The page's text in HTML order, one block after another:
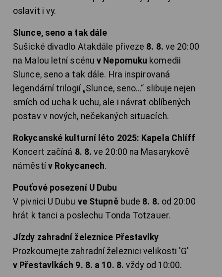
oslavit i vy.
Slunce, seno a tak dále
Sušické divadlo Atakdále přiveze 8. 8. ve 20:00
na Malou letní scénuv Nepomuku komedii
Slunce, seno a tak dále. Hra inspirovaná
legendární trilogií „Slunce, seno…“ slibuje nejen
smích od ucha k uchu, ale i návrat oblíbených
postav v nových, nečekaných situacích.
Rokycanské kulturní léto 2025: Kapela Chlíff
Koncert začíná 8. 8. ve 20:00 na Masarykově
náměstí v Rokycanech.
Pouťové posezení U Dubu
V pivnici U Dubu ve Stupněbude 8. 8. od 20:00
hrát k tanci a poslechu Tonda Totzauer.
Jízdy zahradní železnice Přestavlky
Prozkoumejte zahradní železnici velikosti 'G'
v Přestavlkách 9. 8. a 10. 8. vždy od 10:00.